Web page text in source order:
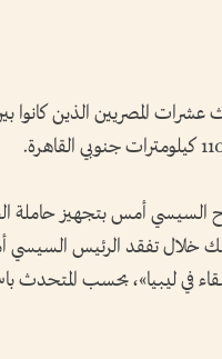
المصريين الذين كانوا
السيسي أمس بتجهيز حاملة
خلال تفقد الرئيس
في ليبيا»، بحسب المتحدث